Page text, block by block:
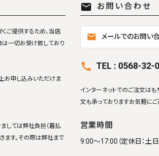
ご提供するため、当店
一切お受け致しており
お申し込みいただけま
しては弊社負担（着払
ます。その際は弊社まで
mail お問い合わせ
mail メールでのお問い
call TEL : 0568-32-
インターネットでのご注文は
文も承っておりますお気軽にご
営業時間
9:00～17:00（定休日：土日